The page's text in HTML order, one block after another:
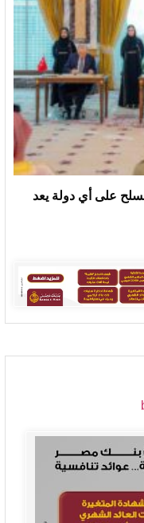
على أي دولة يعد